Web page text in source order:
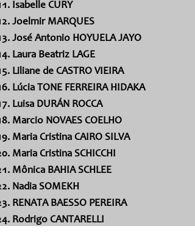
Isabelle CURY
Joelmir MARQUES
José Antonio HOYUELA JAYO
Laura Beatriz LAGE
Liliane de CASTRO VIEIRA
Lúcia TONE FERREIRA HIDAKA
Luisa DURÁN ROCCA
Marcio NOVAES COELHO
Maria Cristina CAIRO SILVA
Maria Cristina SCHICCHI
Mônica BAHIA SCHLEE
Nadia SOMEKH
RENATA BAESSO PEREIRA
Rodrigo CANTARELLI